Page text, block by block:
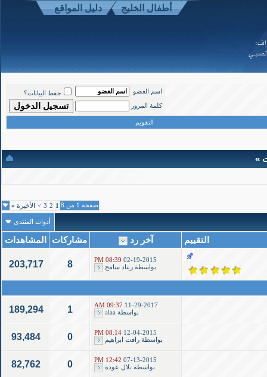
أطفال الخليج دليل المواقع
اسم العضو
حفظ البيانات؟
كلمة المرور
التقويم
»
صفحة 1 من 8 1
2
3
> الأخيرة »
أدوات المنتدى
التقييم آخر رد مشاركات المشاهدات
02-19-2015
08:39 PM
بواسطة ريناد سامح 8
203,717
11-29-2017
09:37 AM
بواسطة alaa
1
189,294
12-04-2015
08:14 PM
بواسطة رافت ابراهيم 0
93,484
07-13-2015
12:42 PM
بواسطة بلال عودة 0
82,762